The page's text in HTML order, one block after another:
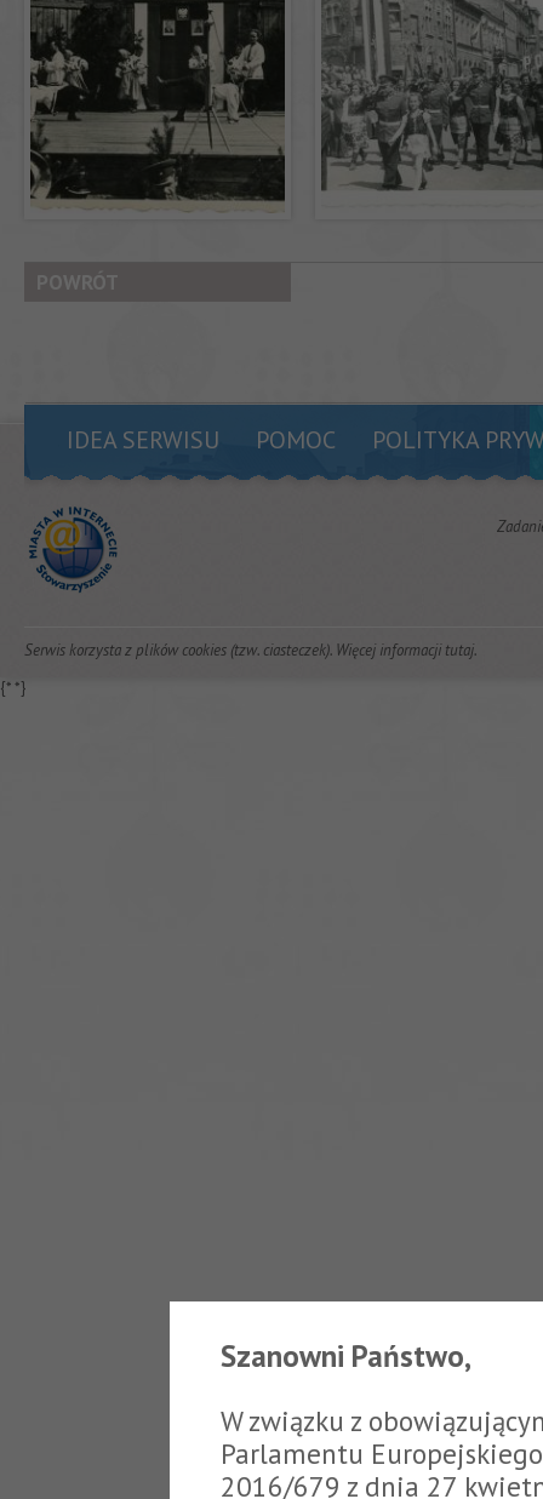
POWRÓT
IDEA SERWISU POMOC POLITYKA
Serwis korzysta z plików cookies (tzw. ciasteczek). Więcej informacjitutaj.
{**}
Szanowni Państwo,
W związku z
Parlamentu
2016/679 z dnia 27